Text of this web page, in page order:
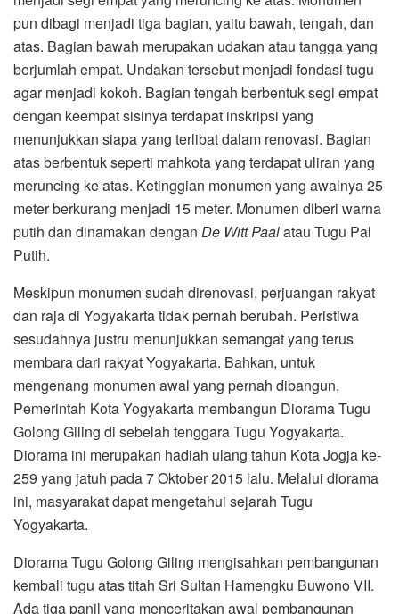
pun dibagi menjadi tiga bagian, yaitu bawah, tengah, dan
atas. Bagian bawah merupakan udakan atau tangga yang
berjumlah empat. Undakan tersebut menjadi fondasi tugu
agar menjadi kokoh. Bagian tengah berbentuk segi empat
dengan keempat sisinya terdapat inskripsi yang
menunjukkan siapa yang terlibat dalam renovasi. Bagian
atas berbentuk seperti mahkota yang terdapat uliran yang
meruncing ke atas. Ketinggian monumen yang awalnya 25
meter berkurang menjadi 15 meter. Monumen diberi warna
putih dan dinamakan dengan De Witt Paalatau Tugu Pal
Putih.
Meskipun monumen sudah direnovasi, perjuangan rakyat
dan raja di Yogyakarta tidak pernah berubah. Peristiwa
sesudahnya justru menunjukkan semangat yang terus
membara dari rakyat Yogyakarta. Bahkan, untuk
mengenang monumen awal yang pernah dibangun,
Pemerintah Kota Yogyakarta membangun Diorama Tugu
Golong Giling di sebelah tenggara Tugu Yogyakarta.
Diorama ini merupakan hadiah ulang tahun Kota Jogja ke-
259 yang jatuh pada 7 Oktober 2015 lalu. Melalui diorama
ini, masyarakat dapat mengetahui sejarah Tugu
Yogyakarta.
Diorama Tugu Golong Giling mengisahkan pembangunan
kembali tugu atas titah Sri Sultan Hamengku Buwono VII.
Ada tiga panil yang menceritakan awal pembangunan